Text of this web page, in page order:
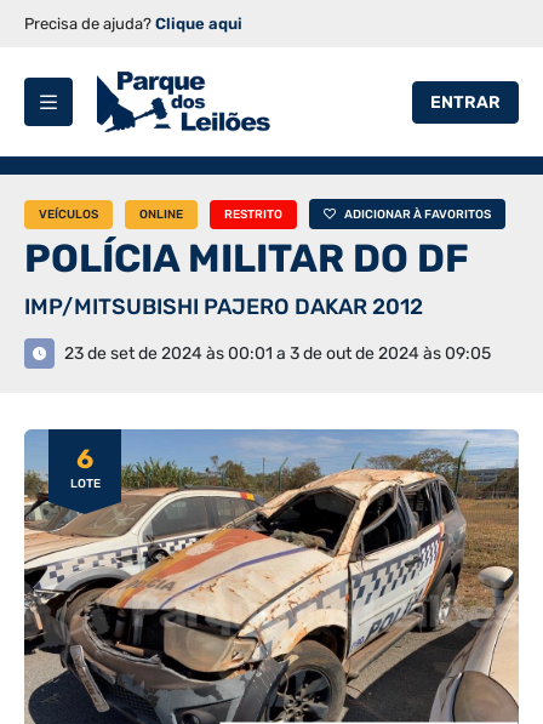
Precisa de ajuda? Clique aqui
ENTRAR
VEÍCULOS ONLINE RESTRITO ADICIONAR À FAVORITOS
POLÍCIA MILITAR DO DF
IMP/MITSUBISHI PAJERO DAKAR 2012
23 de set de 2024 às 00:01 a 3 de out de 2024 às 09:05
6
LOTE